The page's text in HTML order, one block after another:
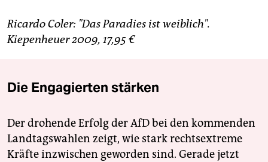
Ricardo Coler: "Das Paradies ist weiblich".
Kiepenheuer 2009, 17,95 €
Die Engagierten stärken
Der drohende Erfolg der AfD bei den kommenden
Landtagswahlen zeigt, wie stark rechtsextreme
Kräfte inzwischen geworden sind. Gerade jetzt